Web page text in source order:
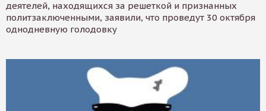
деятелей, находящихся за решеткой и признанных
политзаключенными, заявили, что проведут 30 октября
однодневную голодовку